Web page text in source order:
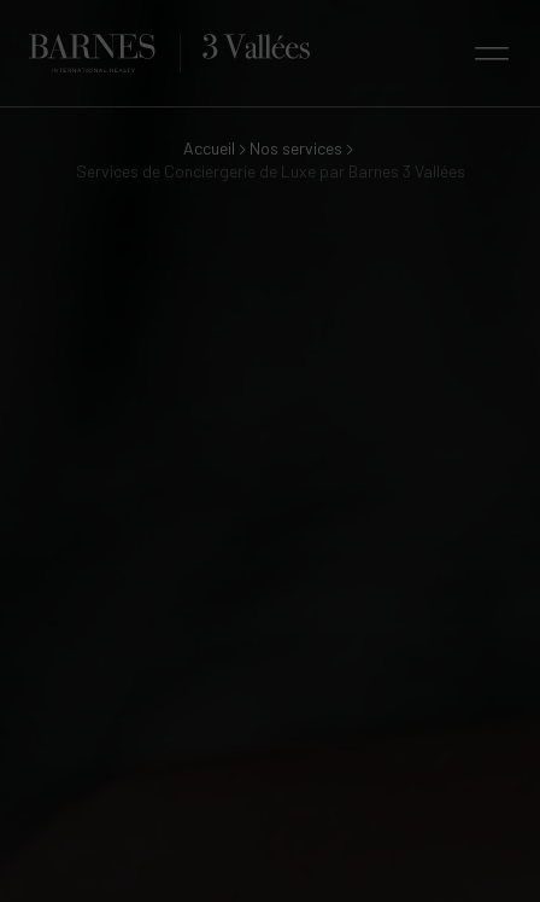
Accueil
Nos services
Services de Conciergerie de Luxe par Barnes 3 Vallées